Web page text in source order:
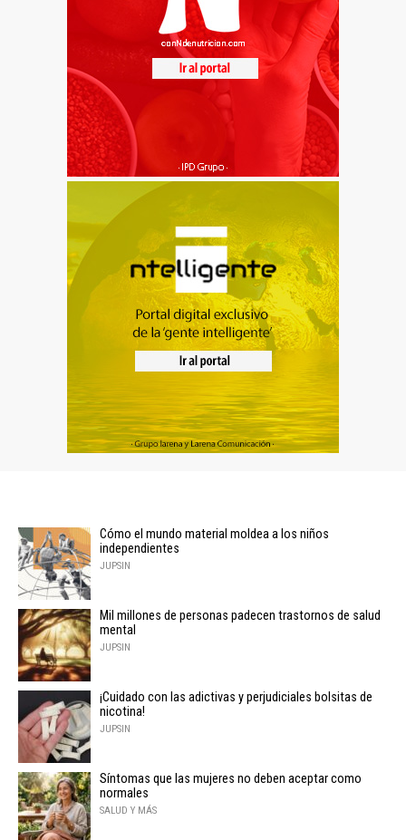
Cómo el mundo material moldea a los niños
independientes
JUPSIN
Mil millones de personas padecen trastornos de salud
mental
JUPSIN
¡Cuidado con las adictivas y perjudiciales bolsitas de
nicotina!
JUPSIN
Síntomas que las mujeres no deben aceptar como
normales
SALUD Y MÁS